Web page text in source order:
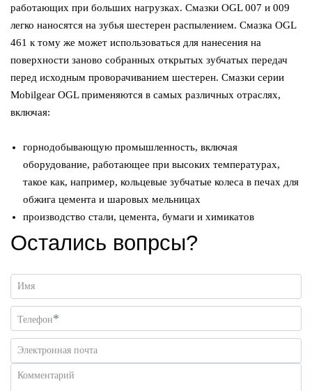
работающих при больших нагрузках. Смазки OGL 007 и 009
легко наносятся на зубья шестерен распылением. Смазка OGL
461 к тому же может использоваться для нанесения на
поверхности заново собранных открытых зубчатых передач
перед исходным проворачиванием шестерен. Смазки серии
Mobilgear OGL применяются в самых различных отраслях,
включая:
горнодобывающую промышленность, включая
оборудование, работающее при высоких температурах,
такое как, например, кольцевые зубчатые колеса в печах для
обжига цемента и шаровых мельницах
производство стали, цемента, бумаги и химикатов
Остались вопрсы?
Имя
Телефон*
Электронная почта
Комментарий